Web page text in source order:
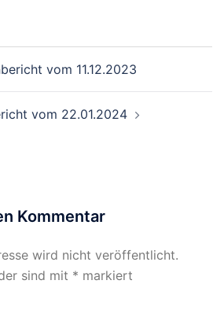
vom 11.12.2023
vom 22.01.2024
Kommentar
wird nicht veröffentlicht.
sind mit * markiert